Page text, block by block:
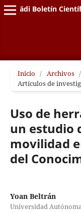
Pädi Boletín
Inicio / Archivos /
Artículos de
Uso de
un estudio
movilidad
del
Yoan Beltrán
Universidad